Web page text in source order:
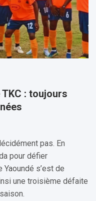
: toujours
pas. En
pour défier
s’est de
une troisième défaite